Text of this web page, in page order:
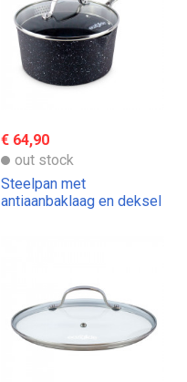
€ 64,90
out stock
Steelpan met
antiaanbaklaag en deksel